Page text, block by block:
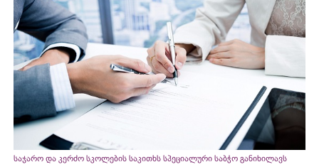
საჯარო და კერძო სკოლების საკითხს სპეციალური საბჭო განიხილავს